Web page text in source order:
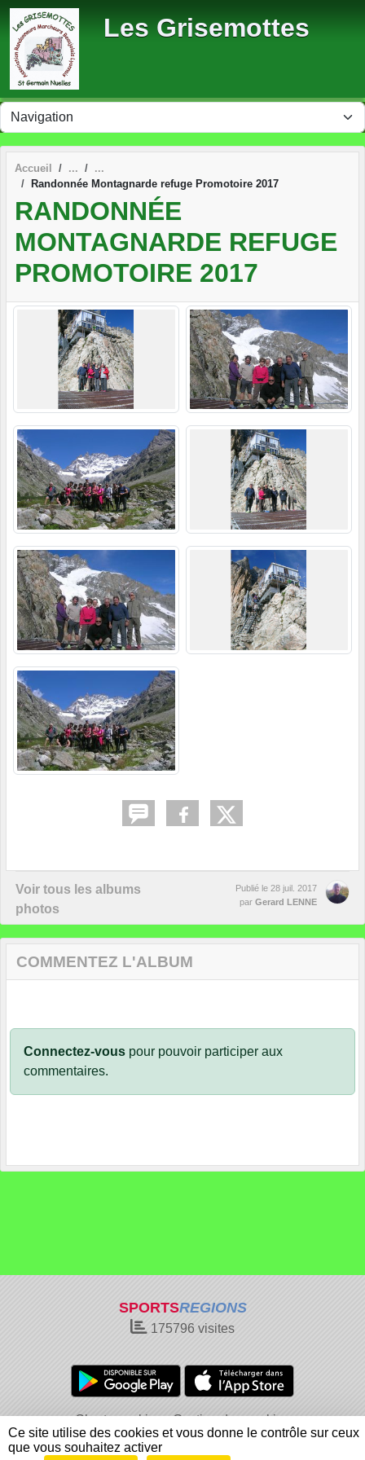
Les Grisemottes
Accueil
Randonnée Montagnarde refuge Promotoire 2017
RANDONNÉE
MONTAGNARDE REFUGE
PROMOTOIRE 2017
Voir tous les albums
photos
Publié le 28 juil. 2017
par Gerard LENNE
COMMENTEZ L'ALBUM
Connectez-vous pour pouvoir participer aux
commentaires.
SPORTSREGIONS
175796 visites
Charte cookies
Gestion des cookies
Informations légales
Signaler un contenu inapproprié
Panneau de gestion des cookies
Ce site utilise des cookies et vous donne le contrôle sur ceux
que vous souhaitez activer